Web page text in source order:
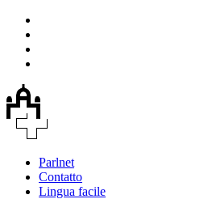
Parlnet
Contatto
Lingua facile